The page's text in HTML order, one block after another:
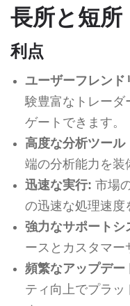
長所と短所
利点
ユーザーフレンド
験豊富なトレーダ
ゲートできます。
高度な分析ツール
端の分析能力を装
迅速な実行: 市場
の迅速な処理速度
強力なサポートシ
ースとカスタマー
頻繁なアップデー
ティ向上でプラッ